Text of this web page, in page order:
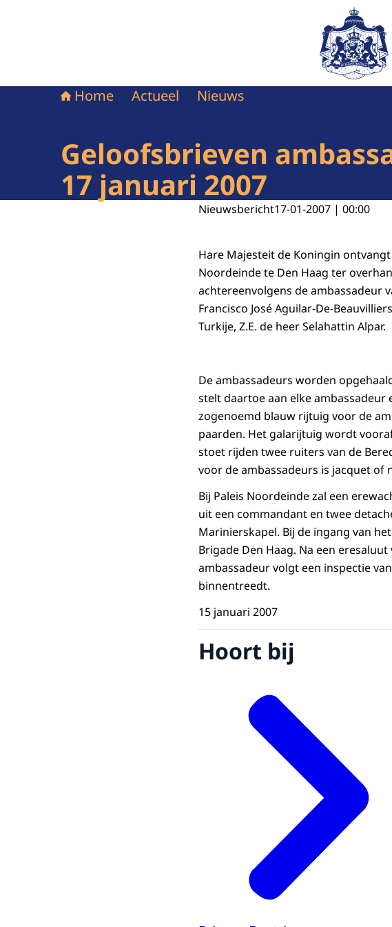
Naar de
Home Actueel Nieuws
Geloofsbrieven
17 januari 2007
Nieuwsbericht17-01-2007 | 00:00
Hare Majesteit de Koningin
Noordeinde te Den Haag ter
achtereenvolgens de ambassadeur
Francisco José Aguilar-De-
Turkije, Z.E. de heer Selahattin Alpar.
De ambassadeurs worden
stelt daartoe aan elke
zogenoemd blauw rijtuig voor de
paarden. Het galarijtuig wordt
stoet rijden twee ruiters van de
voor de ambassadeurs is jacquet of
Bij Paleis Noordeinde zal een
uit een commandant en twee
Marinierskapel. Bij de ingang van
Brigade Den Haag. Na een
ambassadeur volgt een inspectie
binnentreedt.
15 januari 2007
Hoort bij